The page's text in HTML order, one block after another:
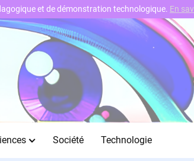
Société Technologie
et de démonstration technologique. En